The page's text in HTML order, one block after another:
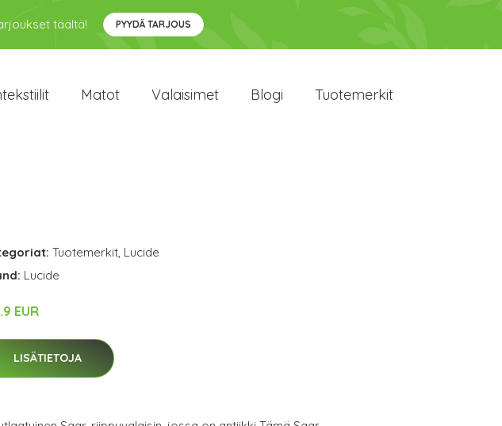
täältä! PYYDÄ TARJOUS
Matot Valaisimet Blogi Tuotemerkit
Tuotemerkit, Lucide
Lucide
EUR
LISÄTIETOJA